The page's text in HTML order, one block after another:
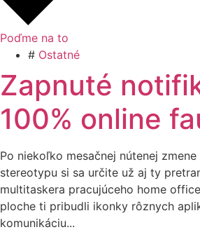
Poďme na to
# Ostatné
Zapnuté
100% online
Po niekoľko mesačnej nútenej
stereotypu si sa určite už aj ty
multitaskera pracujúceho home
ploche ti pribudli ikonky rôznych
komunikáciu...